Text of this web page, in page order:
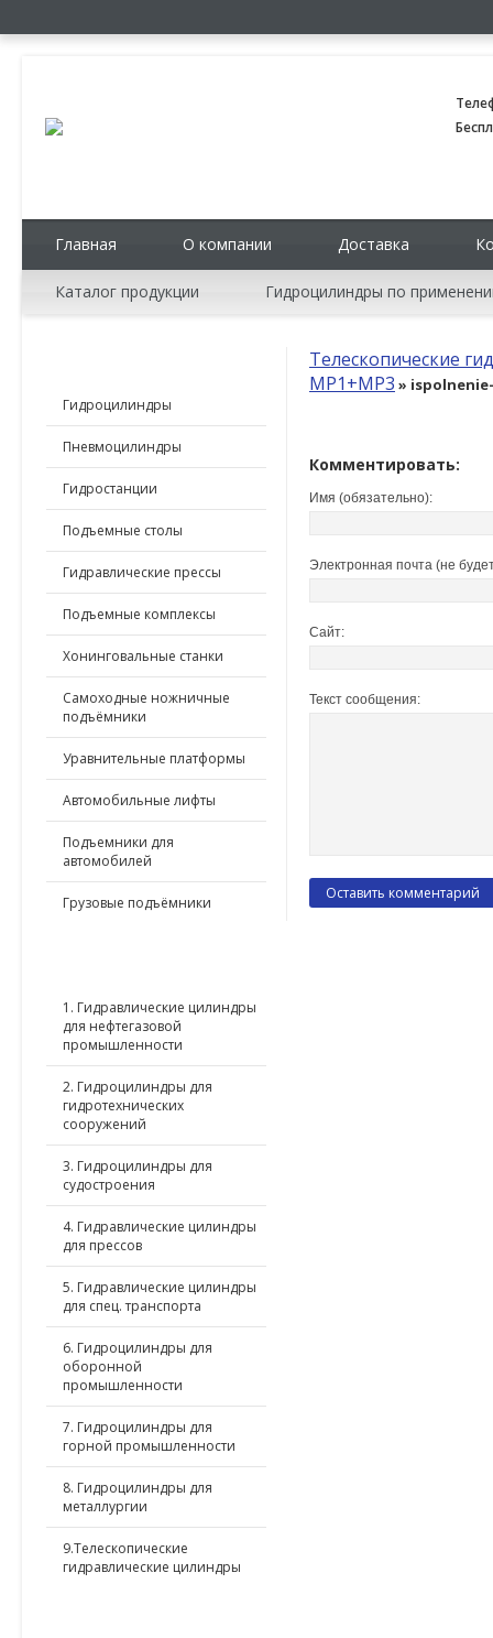
Главная О компании Доставка
Каталог продукции Гидроцилиндры по
Телескопические
MP1+MP3 »
Комментировать:
Имя (обязательно):
Электронная почта (не
Сайт:
Текст сообщения:
Гидроцилиндры
Пневмоцилиндры
Гидростанции
Подъемные столы
Гидравлические прессы
Подъемные комплексы
Хонинговальные станки
Самоходные ножничные
подъёмники
Уравнительные платформы
Автомобильные лифты
Подъемники для
автомобилей
Грузовые подъёмники
1. Гидравлические цилиндры
для нефтегазовой
промышленности
2. Гидроцилиндры для
гидротехнических
сооружений
3. Гидроцилиндры для
судостроения
4. Гидравлические цилиндры
для прессов
5. Гидравлические цилиндры
для спец. транспорта
6. Гидроцилиндры для
оборонной
промышленности
7. Гидроцилиндры для
горной промышленности
8. Гидроцилиндры для
металлургии
9.Телескопические
гидравлические цилиндры